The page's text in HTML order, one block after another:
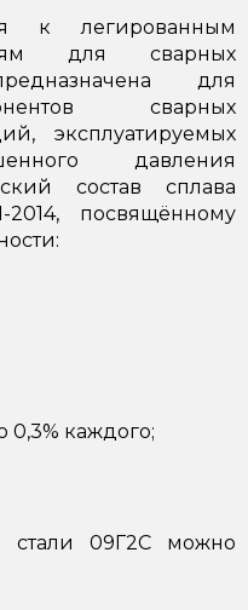
к легированным
для сварных
для
сварных
эксплуатируемых
давления
состав сплава
посвящённому
каждого;
стали 09Г2С можно